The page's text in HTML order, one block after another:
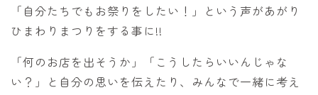
「自分たちでもお祭りをしたい！」という声があがり
ひまわりまつりをする事に!!
「何のお店を出そうか」「こうしたらいいんじゃな
い？」と自分の思いを伝えたり、みんなで一緒に考え